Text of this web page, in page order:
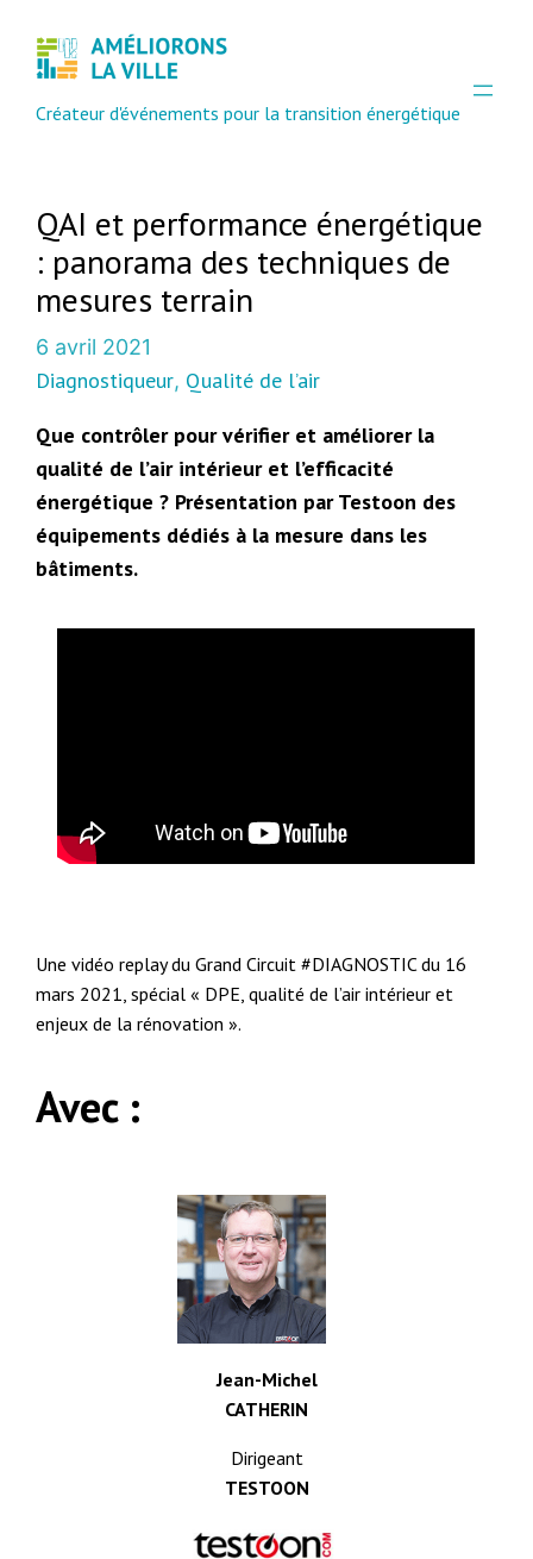
Créateur d'événements pour la transition énergétique
QAI et performance énergétique
: panorama des techniques de
mesures terrain
6 avril 2021
Diagnostiqueur, Qualité de l’air
Que contrôler pour vérifier et améliorer la
qualité de l’air intérieur et l’efficacité
énergétique ? Présentation par Testoon des
équipements dédiés à la mesure dans les
bâtiments.
Une vidéo replay du Grand Circuit #DIAGNOSTIC du 16
mars 2021, spécial « DPE, qualité de l’air intérieur et
enjeux de la rénovation ».
Avec :
Jean-Michel
CATHERIN
Dirigeant
TESTOON